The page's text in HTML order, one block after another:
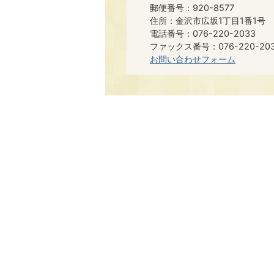
郵便番号：920-8577
住所：金沢市広坂1丁目1番1号
電話番号：076-220-2033
ファックス番号：076-220-
お問い合わせフォーム